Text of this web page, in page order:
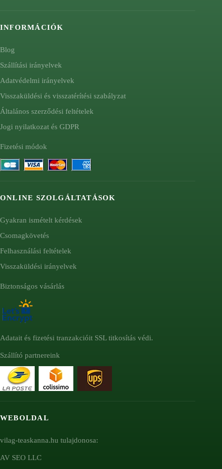
INFORMÁCIÓK
Blog
Szállítási irányelvek
Adatvédelmi irányelvek
Visszaküldési és visszatérítési szabályzat
Általános szerződési feltételek
Jogi nyilatkozat és GDPR
Fizetési módok
ONLINE SZOLGÁLTATÁSOK
Gyakran ismételt kérdések
Csomagkövetés
Felhasználási feltételek
Visszaküldési irányelvek
Biztonságos vásárlás
Adatait és fizetési tranzakcióit SSL titkosítás védi.
Szállító partnereink
WEBOLDAL
vilag-teaskanna.hu tulajdonosa:
AV SEO LLC